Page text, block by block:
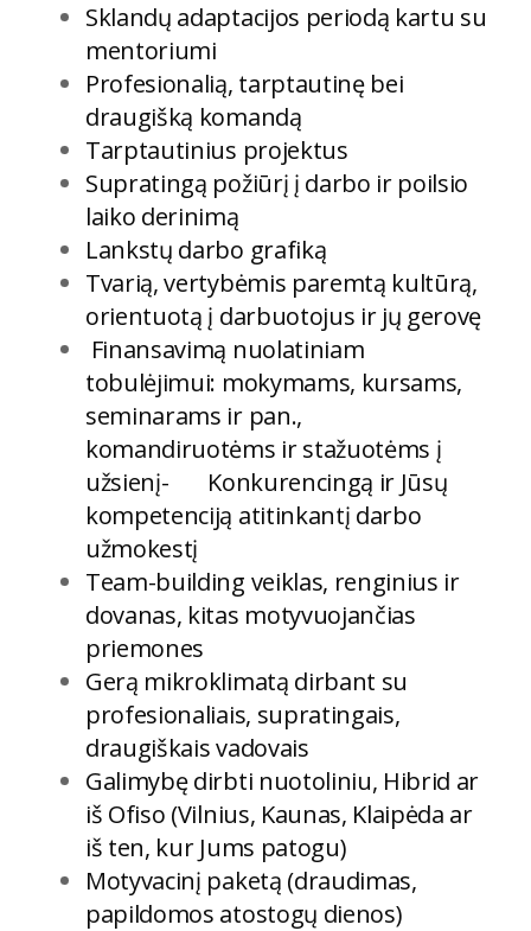
Sklandų adaptacijos periodą kartu su
mentoriumi
Profesionalią, tarptautinę bei
draugišką komandą
Tarptautinius projektus
Supratingą požiūrį į darbo ir poilsio
laiko derinimą
Lankstų darbo grafiką
Tvarią, vertybėmis paremtą kultūrą,
orientuotą į darbuotojus ir jų gerovę
Finansavimą nuolatiniam
tobulėjimui: mokymams, kursams,
seminarams ir pan.,
komandiruotėms ir stažuotėms į
užsienį- Konkurencingą ir Jūsų
kompetenciją atitinkantį darbo
užmokestį
Team-building veiklas, renginius ir
dovanas, kitas motyvuojančias
priemones
Gerą mikroklimatą dirbant su
profesionaliais, supratingais,
draugiškais vadovais
Galimybę dirbti nuotoliniu, Hibrid ar
iš Ofiso (Vilnius, Kaunas, Klaipėda ar
iš ten, kur Jums patogu)
Motyvacinį paketą (draudimas,
papildomos atostogų dienos)